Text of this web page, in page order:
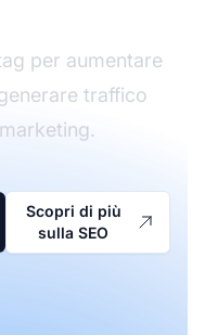
per aumentare
traffico
Scopri di più
sulla SEO